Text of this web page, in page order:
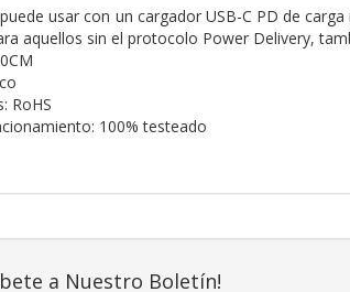
usar con un cargador USB-C PD de
aquellos sin el protocolo Power Delivery,
RoHS
100% testeado
a Nuestro Boletín!